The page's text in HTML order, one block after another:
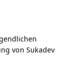
von Sukadev